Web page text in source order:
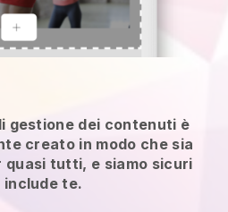
gestione dei contenuti è
creato in modo che sia
quasi tutti, e siamo sicuri
include te.